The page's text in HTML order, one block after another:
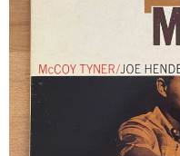
新譜
GG RECORD （当店の